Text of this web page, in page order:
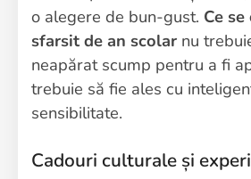
o alegere de bun-gust. Ce
sfarsit de an scolar nu
neapărat scump pentru a fi
trebuie să fie ales cu
sensibilitate.
Cadouri culturale și